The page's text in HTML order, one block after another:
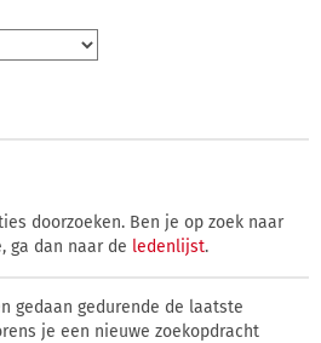
doorzoeken. Ben je op zoek naar
ga dan naar de ledenlijst.
gedaan gedurende de laatste
je een nieuwe zoekopdracht